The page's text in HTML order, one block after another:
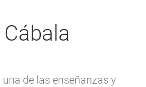
Cábala
una de las enseñanzas y